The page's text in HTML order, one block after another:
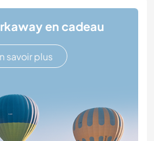
en cadeau
savoir plus